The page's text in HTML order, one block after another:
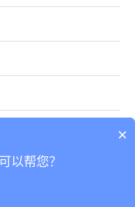
×
以帮您？